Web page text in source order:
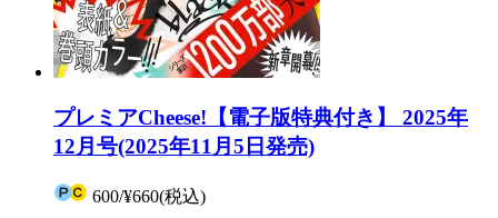
プレミアCheese!【電子版特典付き】 2025年
12月号(2025年11月5日発売)
600/¥660(税込)